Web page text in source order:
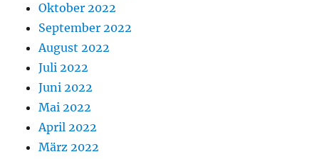
Oktober 2022
September 2022
August 2022
Juli 2022
Juni 2022
Mai 2022
April 2022
März 2022